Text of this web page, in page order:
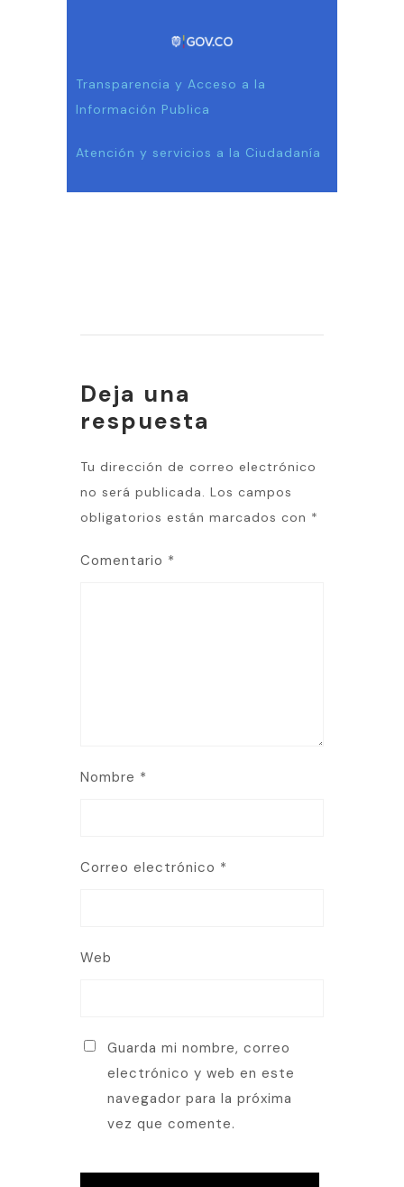
Transparencia y Acceso a la
Información Publica
Atención y servicios a la Ciudadanía
Deja una
respuesta
Tu dirección de correo electrónico
no será publicada. Los campos
obligatorios están marcados con *
Comentario *
Nombre *
Correo electrónico *
Web
Guarda mi nombre, correo
electrónico y web en este
navegador para la próxima
vez que comente.